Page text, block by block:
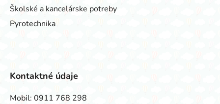
Školské a kancelárske potreby
Pyrotechnika
Kontaktné údaje
Mobil: 0911 768 298